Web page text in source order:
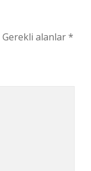
Gerekli alanlar*